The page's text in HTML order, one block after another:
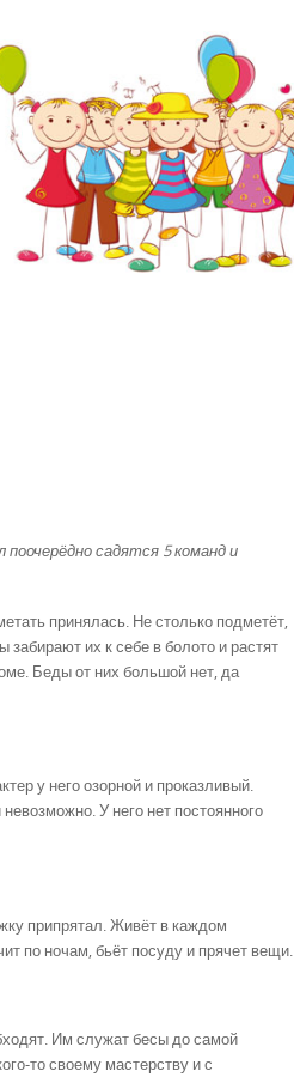
садятся 5 команд и
принялась. Не столько подметёт,
их к себе в болото и растят
Беды от них большой нет, да
у него озорной и проказливый.
У него нет постоянного
припрятал. Живёт в каждом
по ночам, бьёт посуду и прячет вещи.
Им служат бесы до самой
то своему мастерству и с